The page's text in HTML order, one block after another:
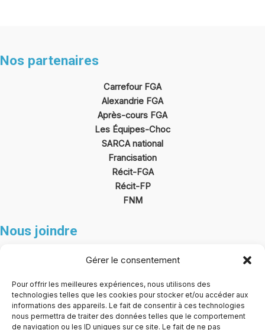
Gérer le consentement
Pour offrir les meilleures expériences, nous utilisons des
technologies telles que les cookies pour stocker et/ou accéder aux
informations des appareils. Le fait de consentir à ces technologies
nous permettra de traiter des données telles que le comportement
de navigation ou les ID uniques sur ce site. Le fait de ne pas
Nos partenaires
Carrefour FGA
Alexandrie FGA
Après-cours FGA
Les Équipes-Choc
SARCA national
Francisation
Récit-FGA
Récit-FP
FNM
Nous joindre
SEC@CarrefourFGAFP.ca
430, boul. Arthur-Sauvé
Saint-Eustache (Québec)
J7R 6V6